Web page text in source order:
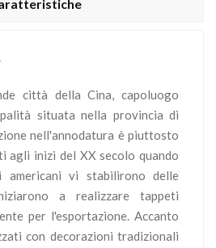
città della Cina, capoluogo
situata nella provincia di
nell'annodatura è piuttosto
agli inizi del XX secolo quando
americani vi stabilirono delle
a realizzare tappeti
per l'esportazione. Accanto
con decorazioni tradizionali